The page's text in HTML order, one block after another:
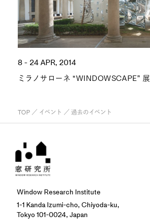
8 - 24 APR, 2014
ミラノサローネ “WINDOWSCAPE” 展
TOP／ イベント ／ 過去のイベント
Window Research Institute
1-1 Kanda Izumi-cho, Chiyoda-ku,
Tokyo 101-0024, Japan